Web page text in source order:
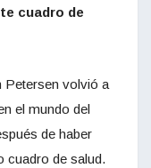
cuadro de
Petersen volvió a
el mundo del
de haber
cuadro de salud.